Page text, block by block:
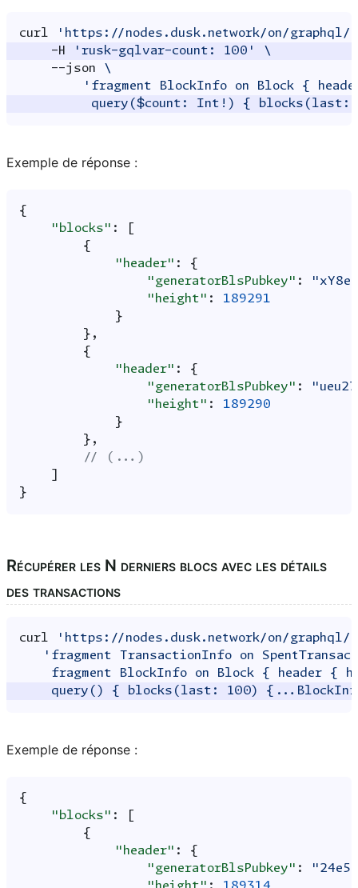
curl
'https://nodes.dusk.network/on/graphql/
-H
'rusk-gqlvar-count: 100'
\
--json
\
'fragment BlockInfo on Block {
query($count: Int!) { blocks(last:
Exemple de réponse :
{
"blocks" :
{
"header" :
{
"generatorBlsPubkey" :
"height" :
189291
}
},
{
"header" :
{
"generatorBlsPubkey" :
"height" :
189290
}
},
// (...)
}
Récupérer les N derniers blocs avec les détails
des transactions
curl
'https://nodes.dusk.network/on/graphql/
'fragment TransactionInfo on
fragment BlockInfo on Block { header {
query() { blocks(last: 100)
Exemple de réponse :
{
"blocks" :
{
"header" :
{
"generatorBlsPubkey" :